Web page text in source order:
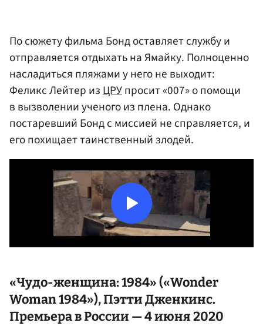
По сюжету фильма Бонд оставляет службу и
отправляется отдыхать на Ямайку. Полноценно
насладиться пляжами у него не выходит:
Феликс Лейтер изЦРУпросит «007» о помощи
в вызволении ученого из плена. Однако
постаревший Бонд с миссией не справляется, и
его похищает таинственный злодей.
«Чудо-женщина: 1984» («Wonder
Woman 1984»), Пэтти Дженкинс.
Премьера в России — 4 июня 2020